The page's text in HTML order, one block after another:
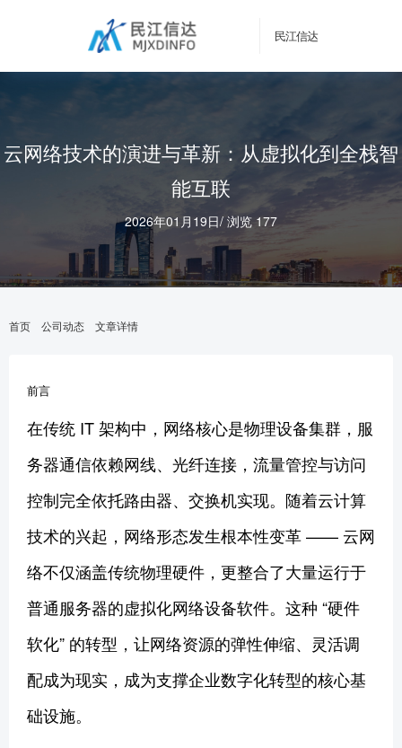
民江信达
云网络技术的演进与革新：从虚拟化到全栈智
能互联
2026年01月19日/ 浏览 177
首页 公司动态 文章详情
前言
在传统 IT 架构中，网络核心是物理设备集群，服
务器通信依赖网线、光纤连接，流量管控与访问
控制完全依托路由器、交换机实现。随着云计算
技术的兴起，网络形态发生根本性变革 —— 云网
络不仅涵盖传统物理硬件，更整合了大量运行于
普通服务器的虚拟化网络设备软件。这种 “硬件
软化” 的转型，让网络资源的弹性伸缩、灵活调
配成为现实，成为支撑企业数字化转型的核心基
础设施。